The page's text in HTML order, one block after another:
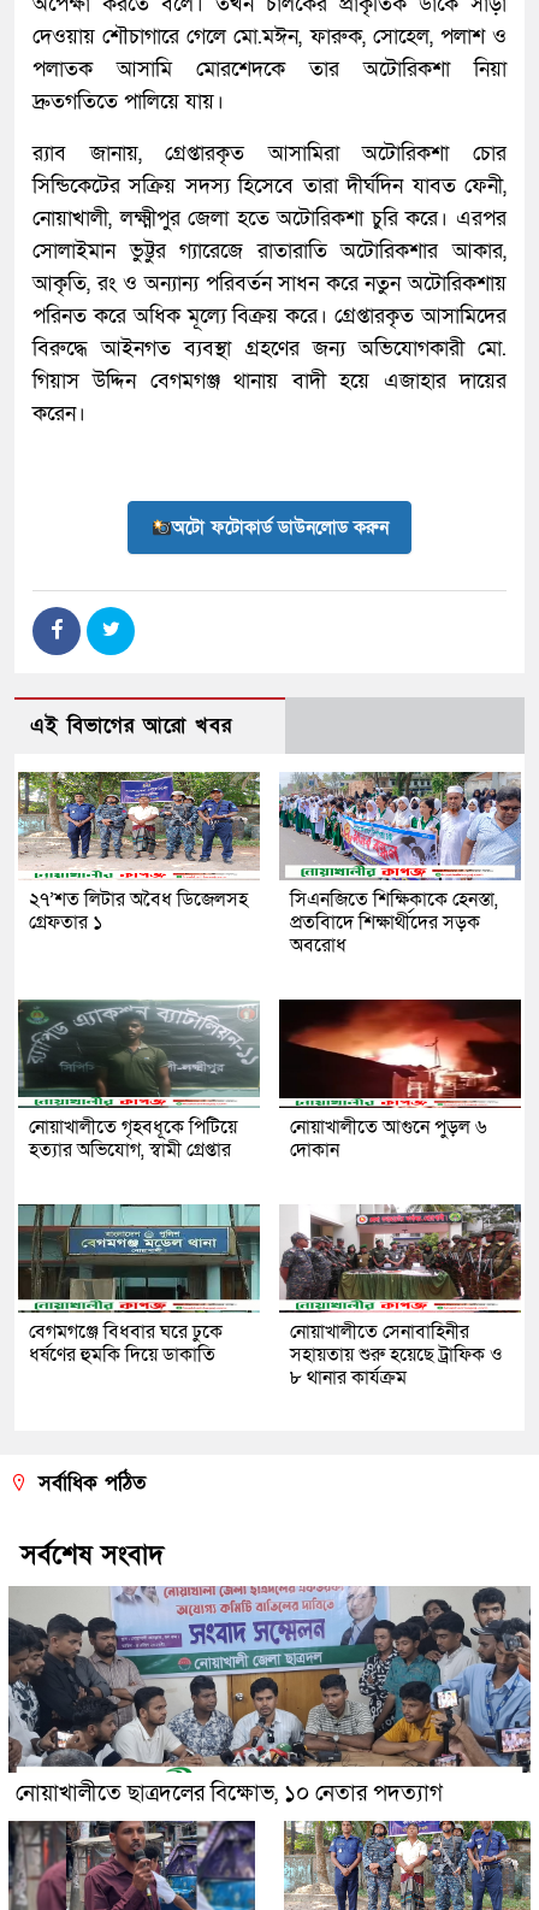
দেওয়ায় শৌচাগারে গেলে মো.মঈন, ফারুক, সোহেল, পলাশ ও
পলাতক আসামি মোরশেদকে তার অটোরিকশা নিয়া
দ্রুতগতিতে পালিয়ে যায়।
র‌্যাব জানায়, গ্রেপ্তারকৃত আসামিরা অটোরিকশা চোর
সিন্ডিকেটের সক্রিয় সদস্য হিসেবে তারা দীর্ঘদিন যাবত ফেনী,
নোয়াখালী, লক্ষ্মীপুর জেলা হতে অটোরিকশা চুরি করে। এরপর
সোলাইমান ভুট্টুর গ্যারেজে রাতারাতি অটোরিকশার আকার,
আকৃতি, রং ও অন্যান্য পরিবর্তন সাধন করে নতুন অটোরিকশায়
পরিনত করে অধিক মূল্যে বিক্রয় করে। গ্রেপ্তারকৃত আসামিদের
বিরুদ্ধে আইনগত ব্যবস্থা গ্রহণের জন্য অভিযোগকারী মো.
গিয়াস উদ্দিন বেগমগঞ্জ থানায় বাদী হয়ে এজাহার দায়ের
করেন।
অটো ফটোকার্ড ডাউনলোড করুন
এই বিভাগের আরো খবর
২৭’শত লিটার অবৈধ ডিজেলসহ
গ্রেফতার ১
সিএনজিতে শিক্ষিকাকে হেনস্তা,
প্রতবিাদে শিক্ষার্থীদের সড়ক
অবরোধ
নোয়াখালীতে গৃহবধূকে পিটিয়ে
হত্যার অভিযোগ, স্বামী গ্রেপ্তার
নোয়াখালীতে আগুনে পুড়ল ৬
দোকান
বেগমগঞ্জে বিধবার ঘরে ঢুকে
ধর্ষণের হুমকি দিয়ে ডাকাতি
নোয়াখালীতে সেনাবাহিনীর
সহায়তায় শুরু হয়েছে ট্রাফিক ও
৮ থানার কার্যক্রম
সর্বাধিক পঠিত
সর্বশেষ সংবাদ
নোয়াখালীতে ছাত্রদলের বিক্ষোভ, ১০ নেতার পদত্যাগ